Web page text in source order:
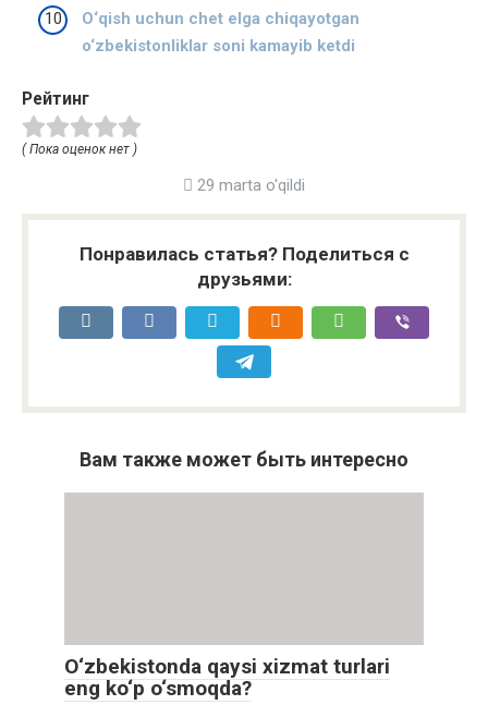
O‘qish uchun chet elga chiqayotgan
o‘zbekistonliklar soni kamayib ketdi
Рейтинг
( Пока оценок нет )
29 marta o'qildi
Понравилась статья? Поделиться с
друзьями:
Вам также может быть интересно
O‘zbekistonda qaysi xizmat turlari
eng ko‘p o‘smoqda?